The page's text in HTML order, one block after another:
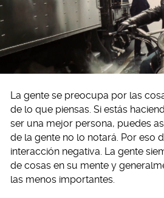
La gente se preocupa por las
de lo que piensas. Si estás
ser una mejor persona, puedes
de la gente no lo notará. Por eso
interacción negativa. La gente
de cosas en su mente y
las menos importantes.